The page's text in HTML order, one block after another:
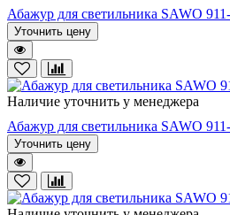
Абажур для светильника SAWO
Уточнить цену
Наличие уточнить у менеджера
Абажур для светильника SAWO
Уточнить цену